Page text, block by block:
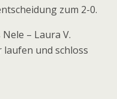
zum 2-0.
– Laura V.
und schloss